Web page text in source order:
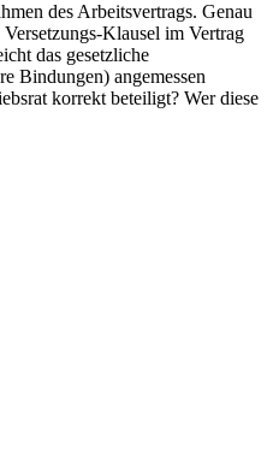
des Arbeitsvertrags. Genau
Klausel im Vertrag
das gesetzliche
Bindungen) angemessen
korrekt beteiligt? Wer diese